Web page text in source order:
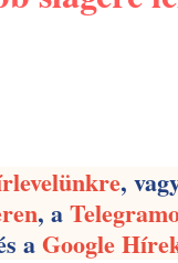
,
, a
aGoogle